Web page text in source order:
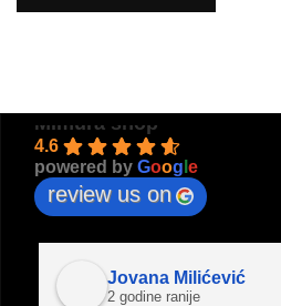
Mimura shop
4.6
powered by Goog e
review us on
Jovana Milićević
2 godine ranije